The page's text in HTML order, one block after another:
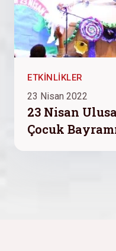
ETKINLIKLER
23 Nisan 2022
23 Nisan
Çocuk